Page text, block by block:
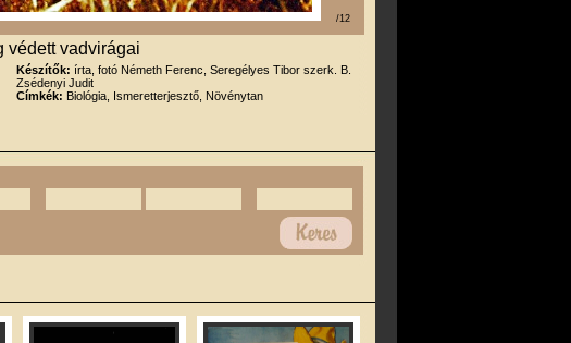
/12
védett vadvirágai
Készítők: írta, fotó Németh Ferenc, Seregélyes Tibor szerk. B.
Zsédenyi Judit
Címkék: Biológia, Ismeretterjesztő, Növénytan